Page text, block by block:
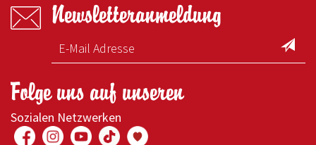
Newsletteranmeldung
Folge uns auf unseren
Sozialen Netzwerken